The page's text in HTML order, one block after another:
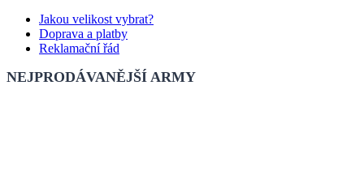
Jakou velikost vybrat?
Doprava a platby
Reklamační řád
NEJPRODÁVANĚJŠÍ ARMY